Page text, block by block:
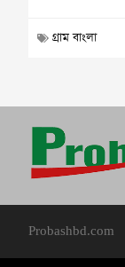
গ্রাম বাংলা
Probashbd.com